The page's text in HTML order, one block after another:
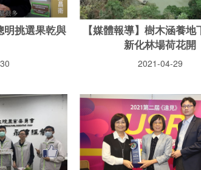
明挑選果乾與
【媒體報導】樹木涵養
新化林場荷花開
2021-04-29